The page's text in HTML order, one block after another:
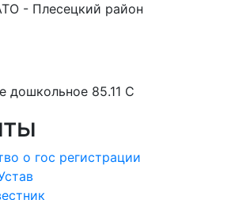
- Плесецкий район
дошкольное 85.11 C
о гос регистрации